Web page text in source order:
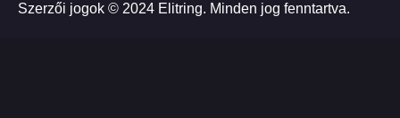
Szerzői jogok © 2024 Elitring. Minden jog fenntartva.